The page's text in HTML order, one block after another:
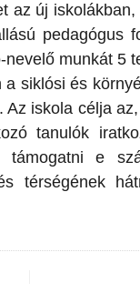
az új
pedagógus
munkát 5
siklósi és
iskola célja
tanulók
e
térségének